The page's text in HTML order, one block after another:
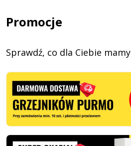
Promocje
Sprawdź, co dla Ciebie mamy